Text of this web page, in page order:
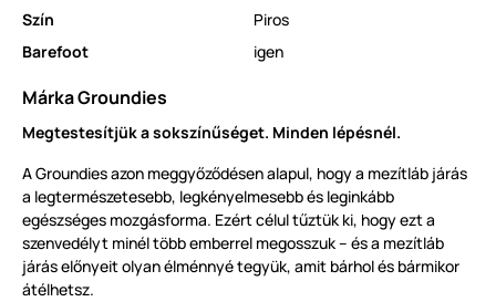
Szín
Piros
Barefoot
igen
Márka Groundies
Megtestesítjük a sokszínűséget. Minden lépésnél.
A Groundies azon meggyőződésen alapul, hogy a mezítláb járás
a legtermészetesebb, legkényelmesebb és leginkább
egészséges mozgásforma. Ezért célul tűztük ki, hogy ezt a
szenvedélyt minél több emberrel megosszuk – és a mezítláb
járás előnyeit olyan élménnyé tegyük, amit bárhol és bármikor
átélhetsz.